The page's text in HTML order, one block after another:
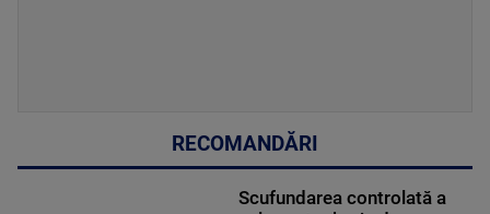
RECOMANDĂRI
Scufundarea controlată a